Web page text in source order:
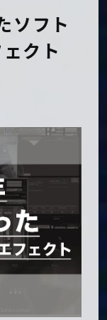
ソフト
クト